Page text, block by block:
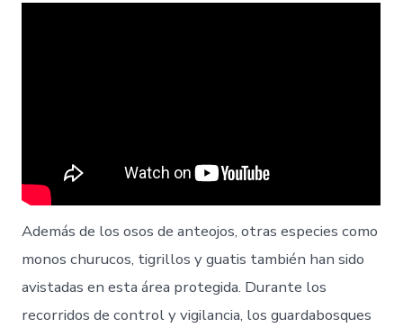
Además de los osos de anteojos, otras especies como
monos churucos, tigrillos y guatis también han sido
avistadas en esta área protegida. Durante los
recorridos de control y vigilancia, los guardabosques